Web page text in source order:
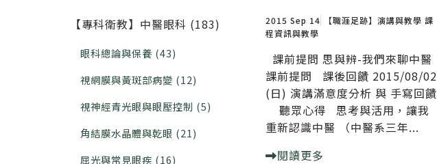
【專科衛教】中醫眼科 (183)
眼科總論與保養 (43)
視網膜與黃斑部病變 (12)
視神經青光眼與眼壓控制 (5)
角結膜水晶體與乾眼 (21)
屈光與常見眼疾 (16)
2015 Sep 14 【職涯足跡】演講與教學 課
程資訊與教學
課前提問 思與辨-我們來聊中醫
課前提問 課後回饋 2015/08/02
(日) 演講滿意度分析 與 手寫回饋
聽眾心得 思考與活用，讓我
重新認識中醫 （中醫系三年...
閱讀更多